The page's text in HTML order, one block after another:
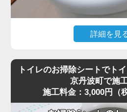
詳細を見
下がらなくなり、トイレが全く使
談がありました。
現場に到着して状況を確認すると
大きな塊になっており、ラバーカ
トイレのお掃除シートでト
京丹波町で施
施工料金：3,000円（